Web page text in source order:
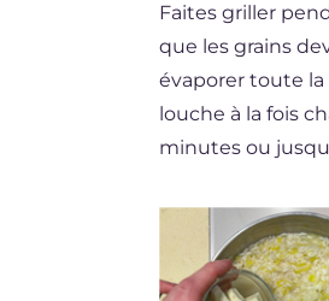
Faites griller
que les grains
évaporer toute la
louche à la fois
minutes ou